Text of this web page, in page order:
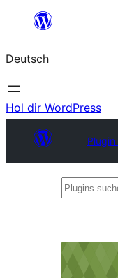
springen
Deutsch
Hol dir WordPress
Plugins